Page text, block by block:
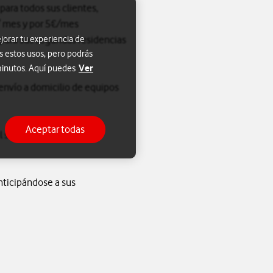
todos sus clientes,
y por 5€/mes
sus segundas residencias
a domicilio de equipos
en su segunda
a sus
tu experiencia de
estos usos, pero podrás
Aquí puedes Ver
Aceptar todas